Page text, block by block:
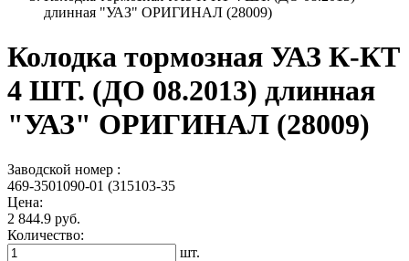
длинная "УАЗ" ОРИГИНАЛ (28009)
Колодка тормозная УАЗ К-КТ
4 ШТ. (ДО 08.2013) длинная
"УАЗ" ОРИГИНАЛ (28009)
Заводской номер :
469-3501090-01 (315103-35
Цена:
2 844.9 руб.
Количество:
шт.